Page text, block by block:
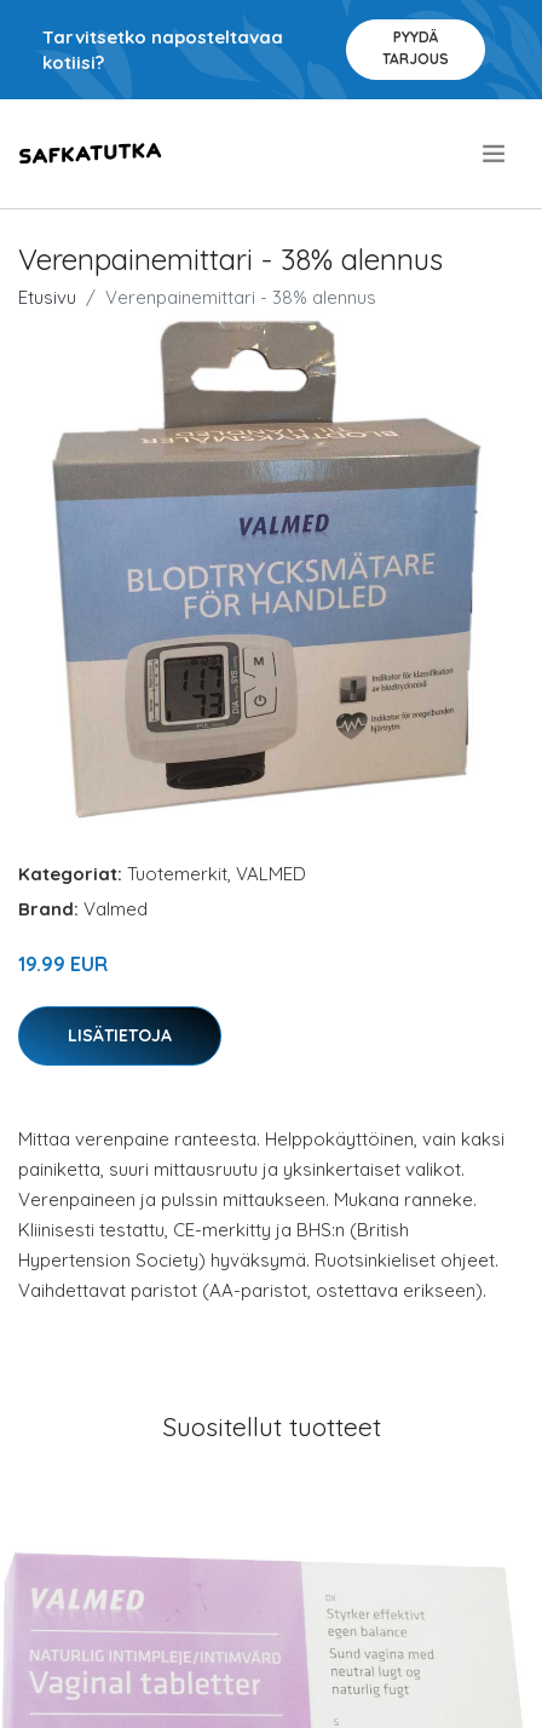
Tarvitsetko naposteltavaa
kotiisi?
PYYDÄ
TARJOUS
Verenpainemittari - 38% alennus
Etusivu Verenpainemittari - 38% alennus
Kategoriat: Tuotemerkit, VALMED
Brand: Valmed
19.99 EUR
LISÄTIETOJA
Mittaa verenpaine ranteesta. Helppokäyttöinen, vain kaksi
painiketta, suuri mittausruutu ja yksinkertaiset valikot.
Verenpaineen ja pulssin mittaukseen. Mukana ranneke.
Kliinisesti testattu, CE-merkitty ja BHS:n (British
Hypertension Society) hyväksymä. Ruotsinkieliset ohjeet.
Vaihdettavat paristot (AA-paristot, ostettava erikseen).
Suositellut tuotteet